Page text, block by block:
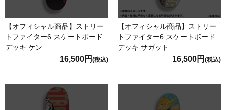
【オフィシャル商品】ストリー
トファイター6 スケートボード
デッキ ケン
16,500円 (税込)
【オフィシャル商品】ストリー
トファイター6 スケートボード
デッキ サガット
16,500円 (税込)